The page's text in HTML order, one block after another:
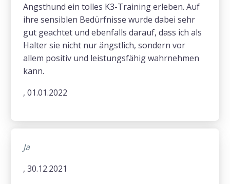
Angsthund ein tolles K3-Training erleben. Auf
ihre sensiblen Bedürfnisse wurde dabei sehr
gut geachtet und ebenfalls darauf, dass ich als
Halter sie nicht nur ängstlich, sondern vor
allem positiv und leistungsfähig wahrnehmen
kann.
, 01.01.2022
Ja
, 30.12.2021